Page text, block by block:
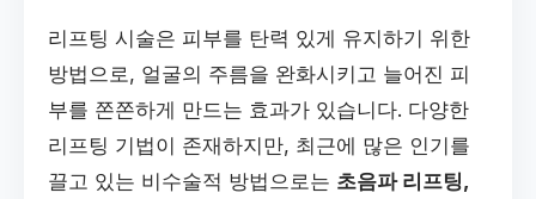
리프팅 시술은 피부를 탄력 있게 유지하기 위한
방법으로, 얼굴의 주름을 완화시키고 늘어진 피
부를 쫀쫀하게 만드는 효과가 있습니다. 다양한
리프팅 기법이 존재하지만, 최근에 많은 인기를
끌고 있는 비수술적 방법으로는 초음파 리프팅,